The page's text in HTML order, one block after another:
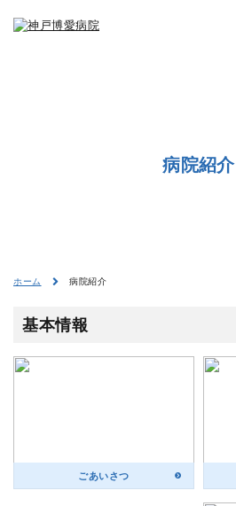
病院紹介
ホーム 病院紹介
基本情報
ごあいさつ